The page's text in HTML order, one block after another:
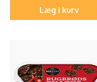
Læg i kurv